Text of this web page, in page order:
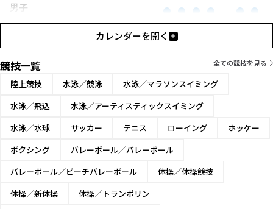
男子
カレンダーを開く
競技一覧 全ての競技を見る
陸上競技 水泳／競泳
水泳／マラソンスイミング
水泳／飛込
水泳／アーティスティックスイミング
水泳／水球
サッカー テニス ローイング
ホッケー
ボクシング
バレーボール／バレーボール
バレーボール／ビーチバレーボール
体操／体操競技
体操／新体操
体操／トランポリン